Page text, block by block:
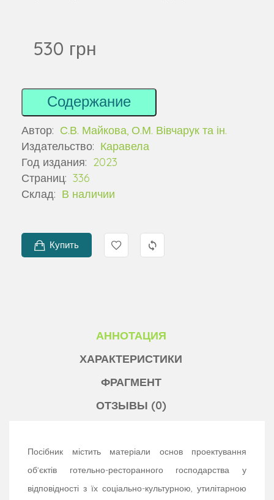
530 грн
Содержание
Автор: С.В. Майкова, О.М. Вівчарук та ін.
Издательство: Каравела
Год издания: 2023
Страниц: 336
Склад: В наличии
Купить
АННОТАЦИЯ
ХАРАКТЕРИСТИКИ
ФРАГМЕНТ
ОТЗЫВЫ (0)
Посібник містить матеріали основ проектування
об’єктів готельно-ресторанного господарства у
відповідності з їх соціально-культурною, утилітарною